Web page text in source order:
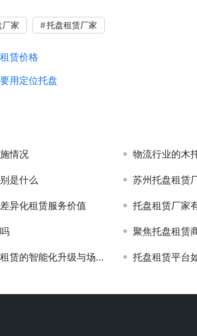
厂家 托盘租赁厂家
赁价格
用定位托盘
情况 物流行业的木
是什么 苏州托盘租赁
异化租赁服务价值 托盘租赁厂家
聚焦托盘租赁
智能化升级与场景化应用 托盘租赁平台